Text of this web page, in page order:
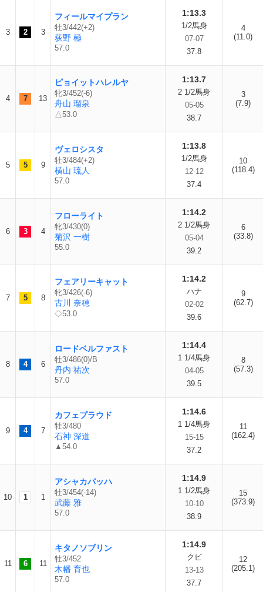
3 2 3
フィールマイプラン
牡3/442(+2)
荻野 極
57.0
1:13.3
1/2馬身
07-07
37.8
4
(11.0)
4 7 13
ピョイットハレルヤ
牝3/452(-6)
舟山 瑠泉
△53.0
1:13.7
2 1/2馬身
05-05
38.7
3
(7.9)
5 5 9
ヴェロシスタ
牡3/484(+2)
横山 琉人
57.0
1:13.8
1/2馬身
12-12
37.4
10
(118.4)
6 3 4
フローライト
牝3/430(0)
菊沢 一樹
55.0
1:14.2
2 1/2馬身
05-04
39.2
6
(33.8)
7 5 8
フェアリーキャット
牝3/426(-6)
古川 奈穂
◇53.0
1:14.2
ハナ
02-02
39.6
9
(62.7)
8 4 6
ロードベルファスト
牡3/486(0)/B
丹内 祐次
57.0
1:14.4
1 1/4馬身
04-05
39.5
8
(57.3)
9 4 7
カフェプラウド
牡3/480
石神 深道
▲54.0
1:14.6
1 1/4馬身
15-15
37.2
11
(162.4)
10 1 1
アシャカバッハ
牡3/454(-14)
武藤 雅
57.0
1:14.9
1 1/2馬身
10-10
38.9
15
(373.9)
11 6 11
キタノソブリン
牡3/452
木幡 育也
57.0
1:14.9
クビ
13-13
37.7
12
(205.1)